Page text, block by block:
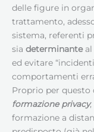
delle figure in
trattamento,
sistema, referenti
sia determinante
ed evitare
comportamenti
Proprio per questo
formazione privacy,
formazione a